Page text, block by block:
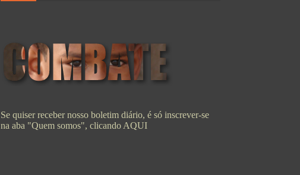
Se quiser receber nosso boletim diário, é só inscrever-se
na aba "Quem somos", clicando AQUI